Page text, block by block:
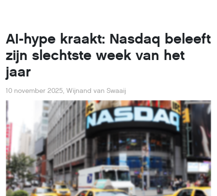
AI-hype kraakt: Nasdaq beleeft
zijn slechtste week van het
jaar
10 november 2025, Wijnand van Swaaij